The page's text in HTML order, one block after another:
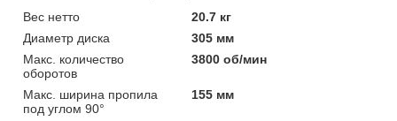
Вес нетто
20.7 кг
Диаметр диска
305 мм
Макс. количество
оборотов
3800 об/мин
Макс. ширина пропила
под углом 90°
155 мм